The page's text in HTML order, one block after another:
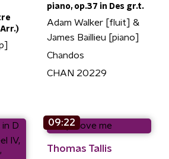
piano, op.37 in Des gr.t.
Adam Walker [fluit] &
James Baillieu [piano]
Chandos
CHAN 20229
09:22
Thomas Tallis